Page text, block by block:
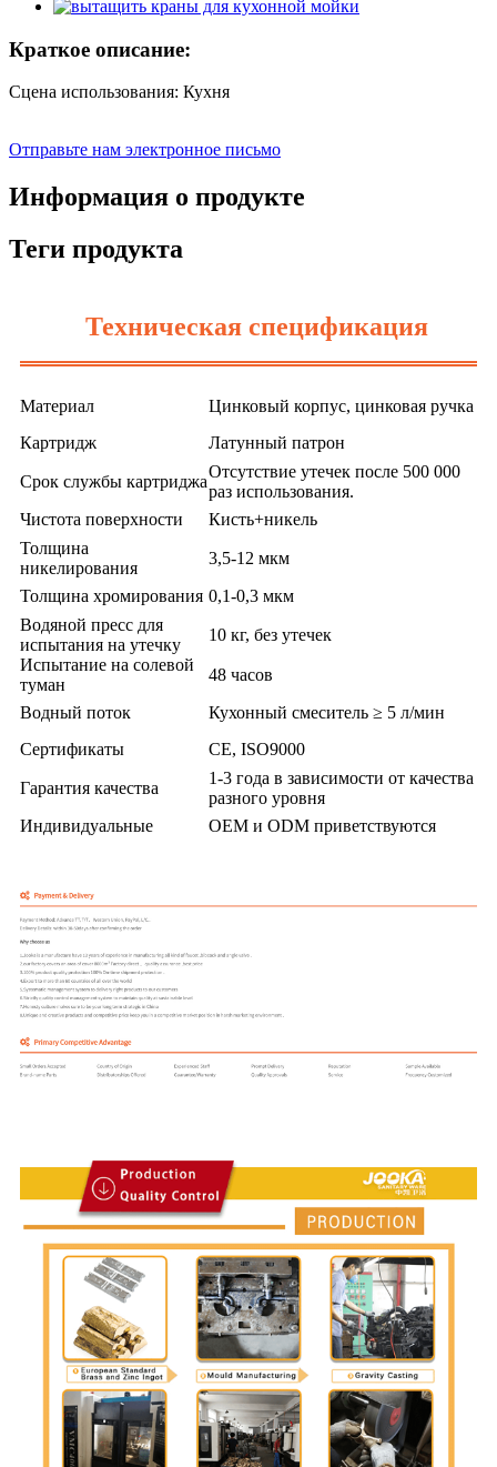
Краткое описание:
Сцена использования: Кухня
Отправьте нам электронное письмо
Информация о продукте
Теги продукта
Техническая спецификация
Материал
Цинковый корпус, цинковая ручка
Картридж
Латунный патрон
Срок службы картриджа
Отсутствие утечек после 500 000
раз использования.
Чистота поверхности
Кисть+никель
Толщина
никелирования
3,5-12 мкм
Толщина хромирования 0,1-0,3 мкм
Водяной пресс для
испытания на утечку
10 кг, без утечек
Испытание на солевой
туман
48 часов
Водный поток
Кухонный смеситель ≥ 5 л/мин
Сертификаты
CE, ISO9000
Гарантия качества
1-3 года в зависимости от качества
разного уровня
Индивидуальные
OEM и ODM приветствуются